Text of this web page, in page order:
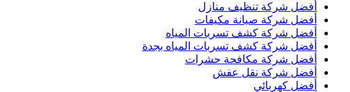
أفضل شركة تنظيف منازل
أفضل شركة صيانة مكيفات
أفضل شركة كشف تسربات المياه
أفضل شركة كشف تسربات المياه بجدة
أفضل شركة مكافحة حشرات
أفضل شركة نقل عفش
أفضل كهربائي